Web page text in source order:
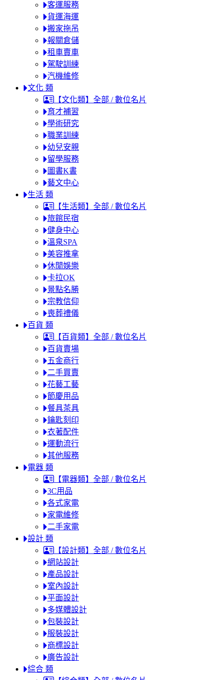
客運服務
貨運海運
搬家拖吊
報關倉儲
租車賣車
駕駛訓練
汽機維修
文化 類
【文化類】全部 / 數位名片
育才補習
學術研究
職業訓練
幼兒安親
留學服務
圖書K書
藝文中心
生活 類
【生活類】全部 / 數位名片
旅館民宿
健身中心
溫泉SPA
美容推拿
休閒娛樂
卡拉OK
景點名勝
宗教信仰
喪葬禮儀
百貨 類
【百貨類】全部 / 數位名片
百貨賣場
五金商行
二手買賣
花藝工藝
節慶用品
餐具茶具
鑰匙刻印
衣著配件
運動流行
其他服務
電器 類
【電器類】全部 / 數位名片
3C用品
各式家電
家電維修
二手家電
設計 類
【設計類】全部 / 數位名片
網站設計
產品設計
室內設計
平面設計
多媒體設計
包裝設計
服裝設計
商標設計
廣告設計
綜合 類